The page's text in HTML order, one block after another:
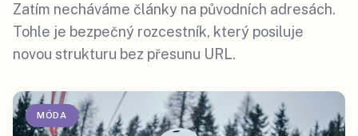
Zatím necháváme články na původních adresách.
Tohle je bezpečný rozcestník, který posiluje
novou strukturu bez přesunu URL.
MÓDA